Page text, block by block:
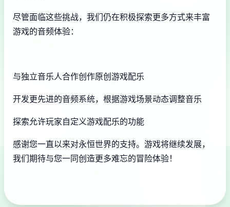
尽管面临这些挑战，我们仍在积极探索更多方式来丰富
游戏的音频体验：
与独立音乐人合作创作原创游戏配乐
开发更先进的音频系统，根据游戏场景动态调整音乐
探索允许玩家自定义游戏配乐的功能
感谢您一直以来对永恒世界的支持。游戏将继续发展，
我们期待与您一同创造更多难忘的冒险体验！